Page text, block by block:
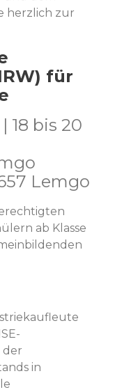
herzlich zur
für
18 bis 20
Lemgo
ab Klasse
der
in